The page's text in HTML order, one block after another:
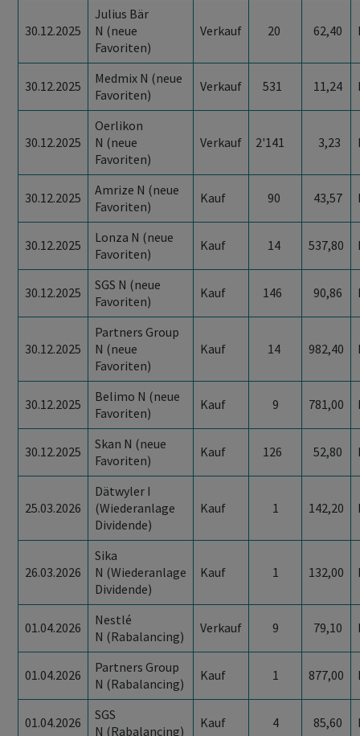
30.12.2025
Julius Bär
N (neue
Favoriten)
Verkauf 20 62,40
30.12.2025
Medmix N (neue
Favoriten)
Verkauf 531 11,24
30.12.2025
Oerlikon
N (neue
Favoriten)
Verkauf 2'141 3,23
30.12.2025
Amrize N (neue
Favoriten)
Kauf 90 43,57
30.12.2025
Lonza N (neue
Favoriten)
Kauf 14 537,80
30.12.2025
SGS N (neue
Favoriten)
Kauf 146 90,86
30.12.2025
Partners Group
N (neue
Favoriten)
Kauf 14 982,40
30.12.2025
Belimo N (neue
Favoriten)
Kauf 9 781,00
30.12.2025
Skan N (neue
Favoriten)
Kauf 126 52,80
25.03.2026
Dätwyler I
(Wiederanlage
Dividende)
Kauf 1 142,20
26.03.2026
Sika
N (Wiederanlage
Dividende)
Kauf 1 132,00
01.04.2026
Nestlé
N (Rabalancing)
Verkauf 9 79,10
01.04.2026
Partners Group
N (Rabalancing)
Kauf 1 877,00
01.04.2026
SGS
N (Rabalancing)
Kauf 4 85,60